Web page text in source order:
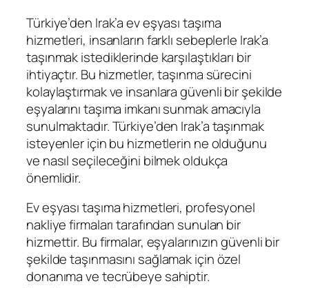
Türkiye’den Irak’a ev eşyası taşıma
hizmetleri, insanların farklı sebeplerle Irak’a
taşınmak istediklerinde karşılaştıkları bir
ihtiyaçtır. Bu hizmetler, taşınma sürecini
kolaylaştırmak ve insanlara güvenli bir şekilde
eşyalarını taşıma imkanı sunmak amacıyla
sunulmaktadır. Türkiye’den Irak’a taşınmak
isteyenler için bu hizmetlerin ne olduğunu
ve nasıl seçileceğini bilmek oldukça
önemlidir.
Ev eşyası taşıma hizmetleri, profesyonel
nakliye firmaları tarafından sunulan bir
hizmettir. Bu firmalar, eşyalarınızın güvenli bir
şekilde taşınmasını sağlamak için özel
donanıma ve tecrübeye sahiptir.